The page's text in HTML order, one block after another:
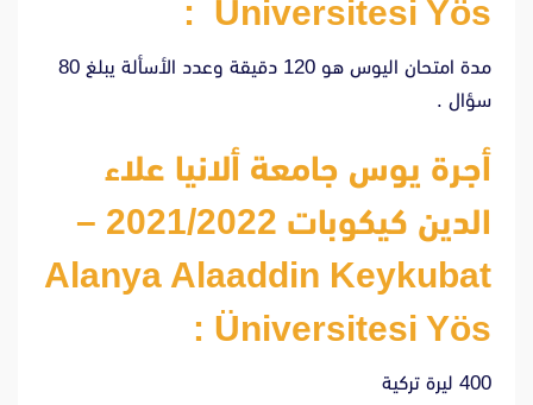
Üniversitesi Yös :
مدة امتحان اليوس هو 120 دقيقة وعدد الأسألة يبلغ 80
سؤال .
أجرة يوس جامعة ألانيا علاء
الدين كيكوبات 2021/2022 –
Alanya Alaaddin Keykubat
Üniversitesi Yös :
400 ليرة تركية